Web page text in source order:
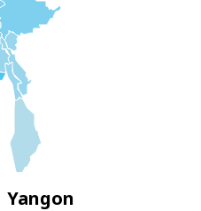
Yangon